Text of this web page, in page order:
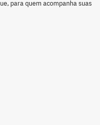
para quem acompanha suas